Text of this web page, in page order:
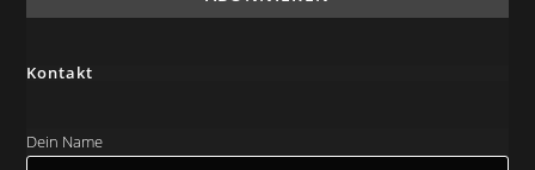
Kontakt
Dein Name